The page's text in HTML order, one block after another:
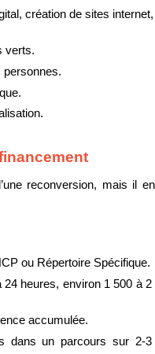
création de sites internet,
verts.
personnes.
reconversion, mais il en
ou Répertoire Spécifique.
heures, environ 1 500 à 2
accumulée.
dans un parcours sur 2-3